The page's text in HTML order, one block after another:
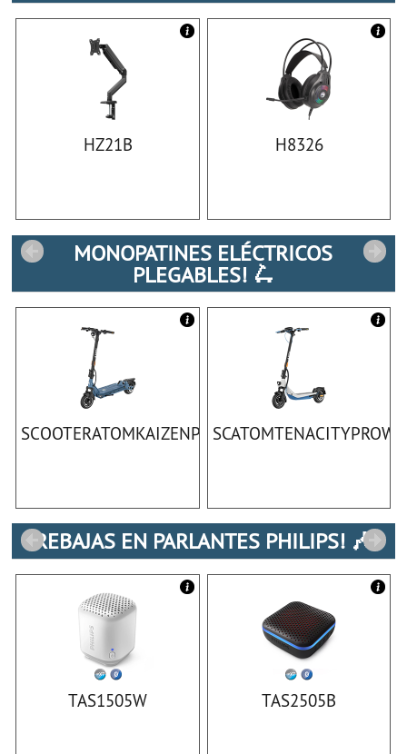
HZ21B H8326
MONOPATINES ELÉCTRICOS
PLEGABLES! 🛴
SCOOTERATOMKAIZENPROSCATOMTENACITYPROWT
REBAJAS EN PARLANTES PHILIPS! 🎶
TAS1505W TAS2505B